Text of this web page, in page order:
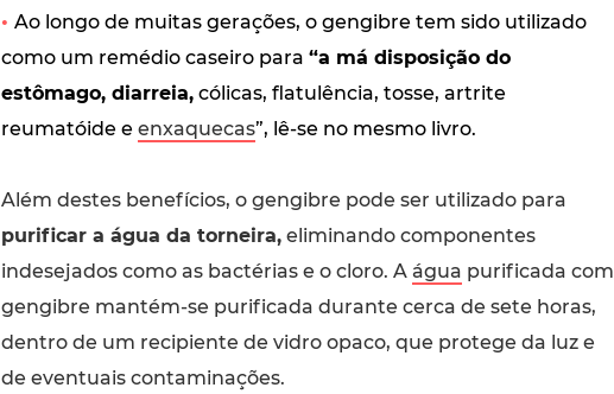
• Ao longo de muitas gerações, o gengibre tem sido utilizado
como um remédio caseiro para “a má disposição do
estômago, diarreia,cólicas, flatulência, tosse, artrite
reumatóide e enxaquecas”, lê-se no mesmo livro.
Além destes benefícios, o gengibre pode ser utilizado para
purificar a água da torneira,eliminando componentes
indesejados como as bactérias e o cloro. A água purificada com
gengibre mantém-se purificada durante cerca de sete horas,
dentro de um recipiente de vidro opaco, que protege da luz e
de eventuais contaminações.